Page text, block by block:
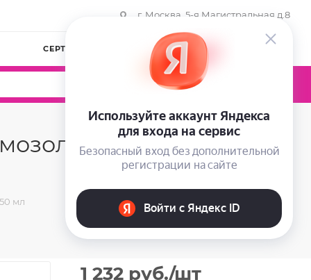
г. Москва, 5-я Магистральная д.8
СЕРТИФИКАТЫ КОМПАНИЯ
0
Lamar
мл
1 232 руб./шт